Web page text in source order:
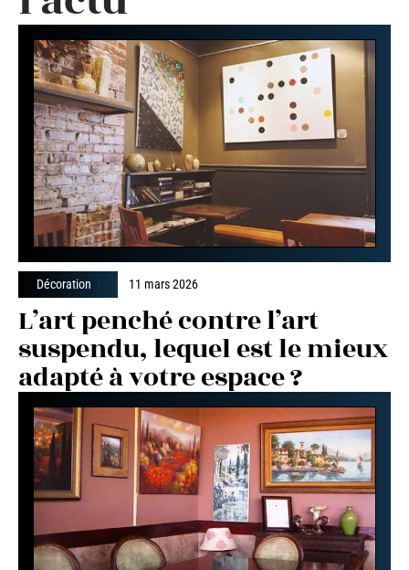
Décoration 11 mars 2026
L’art penché contre l’art
suspendu, lequel est le mieux
adapté à votre espace ?